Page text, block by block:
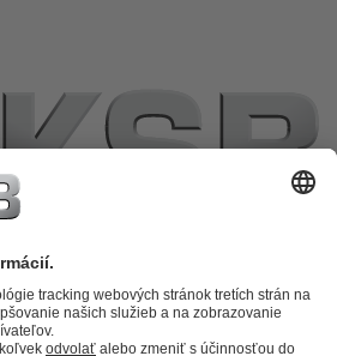
Premium service for pumps